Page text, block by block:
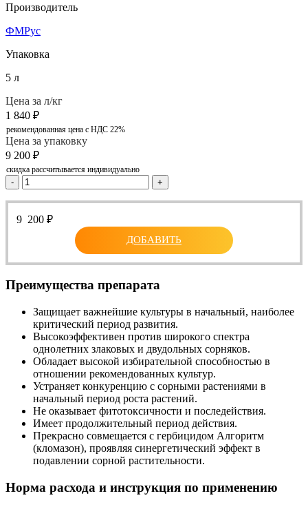
Производитель
ФМРус
Упаковка
5 л
Цена за л/кг
1 840 ₽
рекомендованная цена с НДС 22%
Цена за упаковку
9 200 ₽
скидка рассчитывается индивидуально
- +
9 200 ₽
ДОБАВИТЬ
Преимущества препарата
Защищает важнейшие культуры в начальный, наиболее
критический период развития.
Высокоэффективен против широкого спектра
однолетних злаковых и двудольных сорняков.
Обладает высокой избирательной способностью в
отношении рекомендованных культур.
Устраняет конкуренцию с сорными растениями в
начальный период роста растений.
Не оказывает фитотоксичности и последействия.
Имеет продолжительный период действия.
Прекрасно совмещается с гербицидом Алгоритм
(кломазон), проявляя синергетический эффект в
подавлении сорной растительности.
Норма расхода и инструкция по применению